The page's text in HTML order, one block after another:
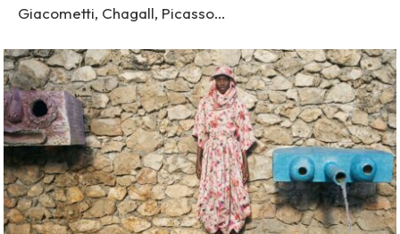
Giacometti, Chagall, Picasso…